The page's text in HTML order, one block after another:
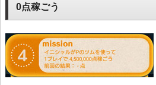
0点稼ごう